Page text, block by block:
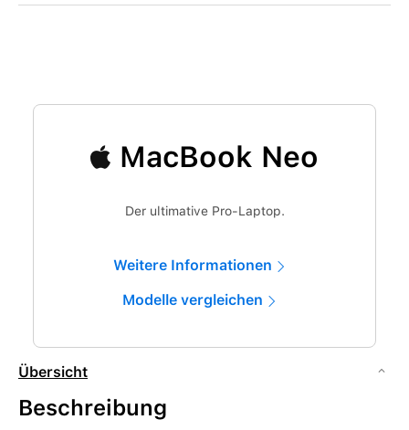
MacBook Neo
Der ultimative Pro-Laptop.
Weitere Informationen
Modelle vergleichen
Übersicht
Beschreibung